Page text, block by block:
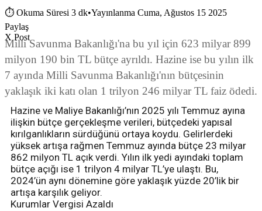
⏱ Okuma Süresi 3 dk•Yayınlanma Cuma, Ağustos 15 2025
Paylaş
X Post
Milli Savunma Bakanlığı'na bu yıl için 623 milyar 899
milyon 190 bin TL bütçe ayrıldı. Hazine ise bu yılın ilk
7 ayında Milli Savunma Bakanlığı'nın bütçesinin
yaklaşık iki katı olan 1 trilyon 246 milyar TL faiz ödedi.
Hazine ve Maliye Bakanlığı’nın 2025 yılı Temmuz ayına
ilişkin bütçe gerçekleşme verileri, bütçedeki yapısal
kırılganlıkların sürdüğünü ortaya koydu. Gelirlerdeki
yüksek artışa rağmen Temmuz ayında bütçe 23 milyar
862 milyon TL açık verdi. Yılın ilk yedi ayındaki toplam
bütçe açığı ise 1 trilyon 4 milyar TL’ye ulaştı. Bu,
2024’ün aynı dönemine göre yaklaşık yüzde 20’lik bir
artışa karşılık geliyor.
Kurumlar Vergisi Azaldı